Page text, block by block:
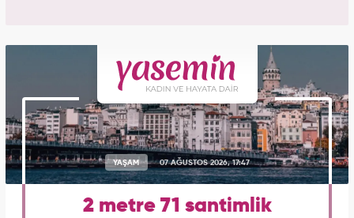
YAŞAM 07 AĞUSTOS 2026, 17:47
2 metre 71 santimlik